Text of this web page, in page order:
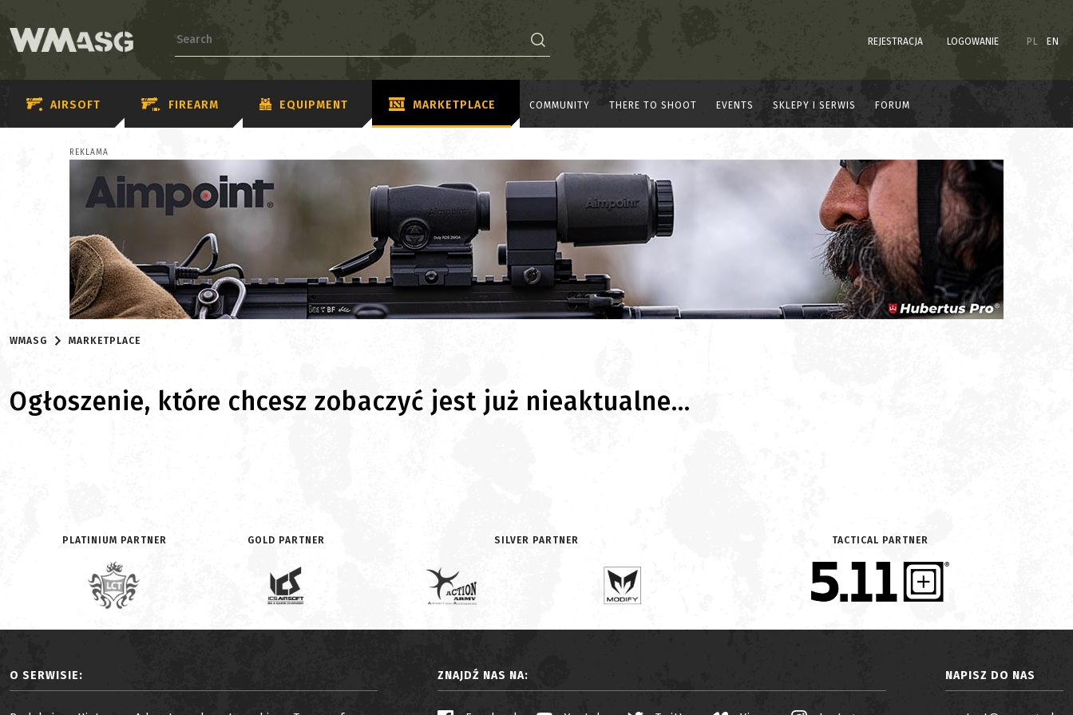
REJESTRACJA LOGOWANIE PL EN
AIRSOFT FIREARM EQUIPMENT MARKETPLACE COMMUNITY THERE TO SHOOT EVENTS SKLEPY I SERWIS FORUM
REKLAMA
WMASG MARKETPLACE
Ogłoszenie, które chcesz zobaczyć jest już nieaktualne...
PLATINIUM PARTNER GOLD PARTNER SILVER PARTNER TACTICAL PARTNER
O SERWISIE: ZNAJDŹ NAS NA: NAPISZ DO NAS